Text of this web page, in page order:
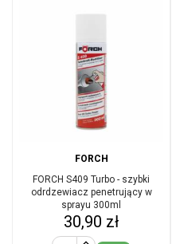
FORCH
FORCH S409 Turbo - szybki
odrdzewiacz penetrujący w
sprayu 300ml
Cena
30,90 zł